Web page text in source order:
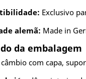
Exclusivo
alemã: Made in
da embalagem
com capa,